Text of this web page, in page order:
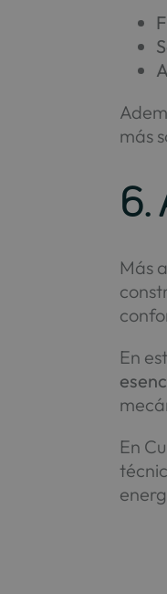
más
6.
Más
En
En